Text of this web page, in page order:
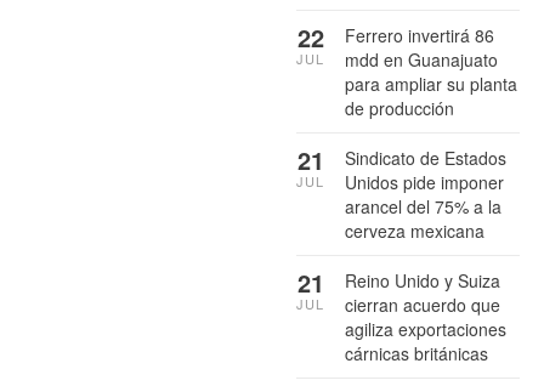
Ferrero invertirá 86
mdd en Guanajuato
para ampliar su planta
de producción
22
JUL
Sindicato de Estados
Unidos pide imponer
arancel del 75% a la
cerveza mexicana
21
JUL
Reino Unido y Suiza
cierran acuerdo que
agiliza exportaciones
cárnicas británicas
21
JUL